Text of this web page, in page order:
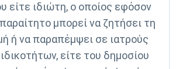
είτε ιδιώτη, ο οποίος εφόσον
μπορεί να ζητήσει τη
ή να παραπέμψει σε ιατρούς
είτε του δημοσίου